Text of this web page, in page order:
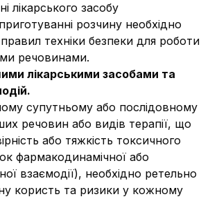
лікарського засобу
розчину необхідно
техніки безпеки для роботи
речовинами.
лікарськими засобами та
супутньому або послідовному
речовин або видів терапії, що
або тяжкість токсичного
фармакодинамічної або
взаємодії), необхідно ретельно
користь та ризики у кожному